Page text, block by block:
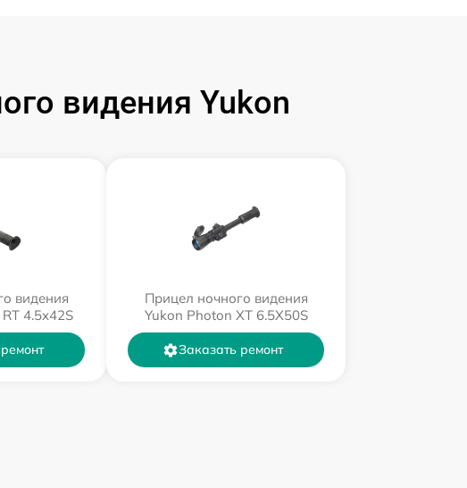
видения Yukon
видения
4.5x42S
Прицел ночного видения
Yukon Photon XT 6.5X50S
Заказать ремонт